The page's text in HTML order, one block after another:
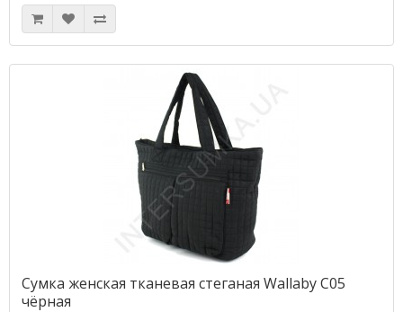
Сумка женская тканевая стеганая Wallaby С05
чёрная